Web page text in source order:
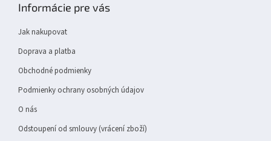
Informácie pre vás
Jak nakupovat
Doprava a platba
Obchodné podmienky
Podmienky ochrany osobných údajov
O nás
Odstoupení od smlouvy (vrácení zboží)